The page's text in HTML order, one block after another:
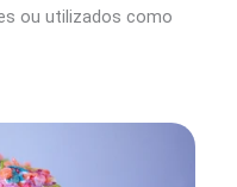
ou utilizados como